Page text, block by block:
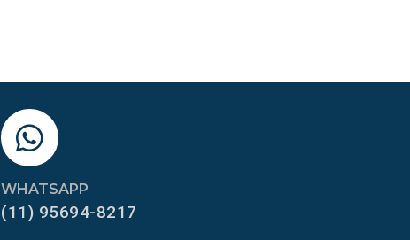
WHATSAPP
(11) 95694-8217